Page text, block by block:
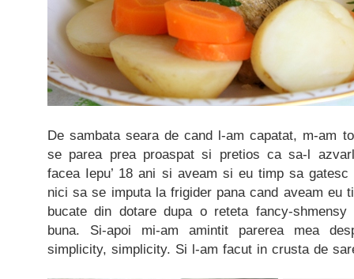
De sambata seara de cand l-am capatat, m-am
se parea prea proaspat si pretios ca sa-l
facea Iepu’ 18 ani si aveam si eu timp sa
nici sa se imputa la frigider pana cand aveam eu
bucate din dotare dupa o reteta fancy-
buna. Si-apoi mi-am amintit parerea mea
simplicity, simplicity. Si l-am facut in crusta de